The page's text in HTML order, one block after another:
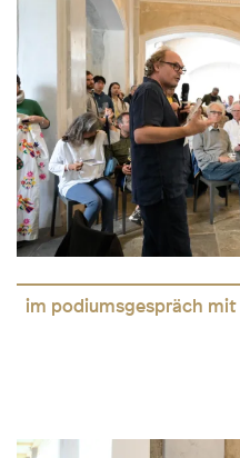
im podiumsgespräch